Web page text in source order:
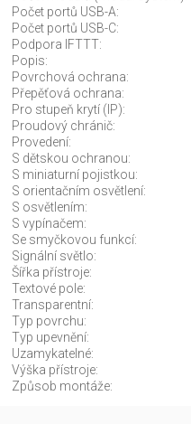
Počet portů USB-A:
Počet portů USB-C:
Podpora IFTTT:
Popis:
Povrchová ochrana:
Přepěťová ochrana:
Pro stupeň krytí (IP):
Proudový chránič:
Provedení:
S dětskou ochranou:
S miniaturní pojistkou:
S orientačním osvětlení:
S osvětlením:
S vypínačem:
Se smyčkovou funkcí:
Signální světlo:
Šířka přístroje:
Textové pole:
Transparentní:
Typ povrchu:
Typ upevnění:
Uzamykatelné:
Výška přístroje:
Způsob montáže: